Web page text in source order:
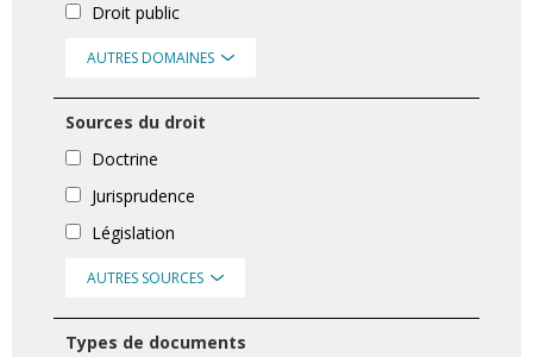
Droit public
AUTRES DOMAINES
Sources du droit
Doctrine
Jurisprudence
Législation
AUTRES SOURCES
Types de documents